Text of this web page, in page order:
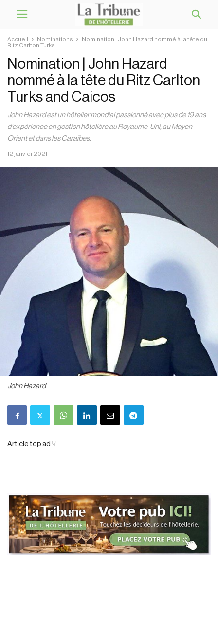
Accueil Nominations
Nomination | John Hazard nommé à la tête du
Ritz Carlton Turks...
Nomination | John Hazard
nommé à la tête du Ritz Carlton
Turks and Caicos
John Hazard est un hôtelier mondial passionné avec plus de 19 ans
d'expérience en gestion hôtelière au Royaume-Uni, au Moyen-
Orient et dans les Caraïbes.
12 janvier 2021
John Hazard
Article top ad ☟